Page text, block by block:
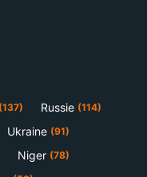
(137) Russie (114)
Ukraine (91)
Niger (78)